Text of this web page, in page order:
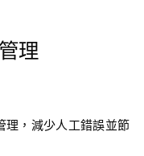
理
理，減少人工錯誤並節